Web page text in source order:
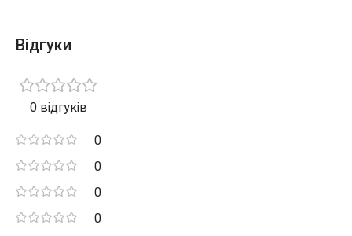
Відгуки
0 відгуків
0
0
0
0